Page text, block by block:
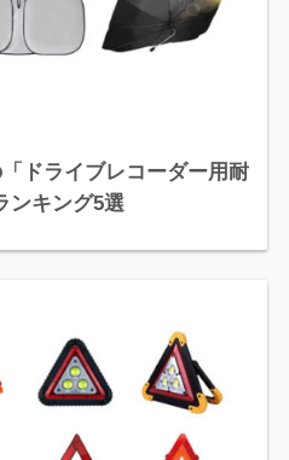
ドライブレコーダー用耐
ンキング5選